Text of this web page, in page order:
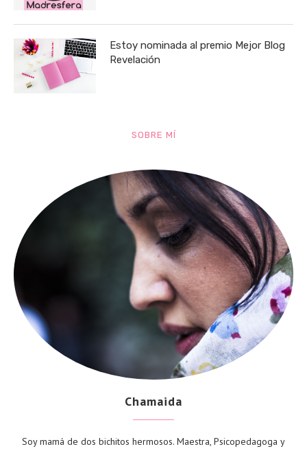
Estoy nominada al premio Mejor Blog
Revelación
SOBRE MÍ
Chamaida
Soy mamá de dos bichitos hermosos. Maestra, Psicopedagoga y